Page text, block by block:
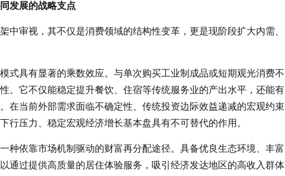
发展的战略支点
中审视，其不仅是消费领域的结构性变革，更是现阶段扩大内需、
式具有显著的乘数效应。与单次购买工业制成品或短期观光消费不
。它不仅能稳定提升餐饮、住宿等传统服务业的产出水平，还能有
在当前外部需求面临不确定性、传统投资边际效益递减的宏观约束
行压力、稳定宏观经济增长基本盘具有不可替代的作用。
种依靠市场机制驱动的财富再分配途径。具备优良生态环境、丰富
通过提供高质量的居住体验服务，吸引经济发达地区的高收入群体